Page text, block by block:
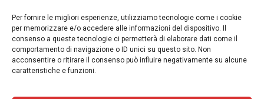
Per fornire le migliori esperienze, utilizziamo tecnologie come i cookie
per memorizzare e/o accedere alle informazioni del dispositivo. Il
consenso a queste tecnologie ci permetterà di elaborare dati come il
comportamento di navigazione o ID unici su questo sito. Non
acconsentire o ritirare il consenso può influire negativamente su alcune
caratteristiche e funzioni.
Corso Roma, 186
Tel:+39 039 791339
Apri mappa